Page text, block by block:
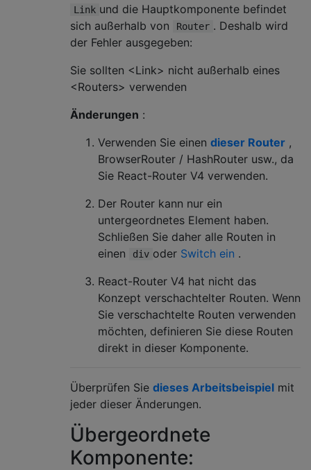
Link und die Hauptkomponente befindet
sich außerhalb von
Router . Deshalb wird
der Fehler ausgegeben:
Sie sollten <Link> nicht außerhalb eines
<Routers> verwenden
Änderungen :
Verwenden Sie einen dieser Router ,
BrowserRouter / HashRouter usw., da
Sie React-Router V4 verwenden.
Der Router kann nur ein
untergeordnetes Element haben.
Schließen Sie daher alle Routen in
einen
div oder Switch ein .
React-Router V4 hat nicht das
Konzept verschachtelter Routen. Wenn
Sie verschachtelte Routen verwenden
möchten, definieren Sie diese Routen
direkt in dieser Komponente.
Überprüfen Sie dieses Arbeitsbeispiel mit
jeder dieser Änderungen.
Übergeordnete
Komponente: